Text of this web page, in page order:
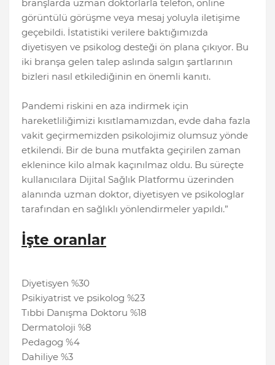
branşlarda uzman doktorlarla telefon, online
görüntülü görüşme veya mesaj yoluyla iletişime
geçebildi. İstatistiki verilere baktığımızda
diyetisyen ve psikolog desteği ön plana çıkıyor. Bu
iki branşa gelen talep aslında salgın şartlarının
bizleri nasıl etkilediğinin en önemli kanıtı.
Pandemi riskini en aza indirmek için
hareketliliğimizi kısıtlamamızdan, evde daha fazla
vakit geçirmemizden psikolojimiz olumsuz yönde
etkilendi. Bir de buna mutfakta geçirilen zaman
eklenince kilo almak kaçınılmaz oldu. Bu süreçte
kullanıcılara Dijital Sağlık Platformu üzerinden
alanında uzman doktor, diyetisyen ve psikologlar
tarafından en sağlıklı yönlendirmeler yapıldı.”
İşte oranlar
Diyetisyen %30
Psikiyatrist ve psikolog %23
Tıbbi Danışma Doktoru %18
Dermatoloji %8
Pedagog %4
Dahiliye %3